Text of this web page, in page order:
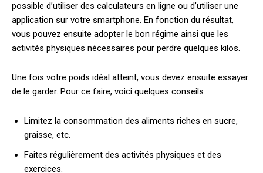
possible d’utiliser des calculateurs en ligne ou d’utiliser une
application sur votre smartphone. En fonction du résultat,
vous pouvez ensuite adopter le bon régime ainsi que les
activités physiques nécessaires pour perdre quelques kilos.
Une fois votre poids idéal atteint, vous devez ensuite essayer
de le garder. Pour ce faire, voici quelques conseils :
Limitez la consommation des aliments riches en sucre,
graisse, etc.
Faites régulièrement des activités physiques et des
exercices.